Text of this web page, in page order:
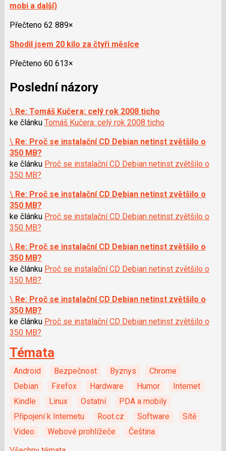
mobi a další)
Přečteno 62 889×
Shodil jsem 20 kilo za čtyři měsíce
Přečteno 60 613×
Poslední názory
\ Re: Tomáš Kučera: celý rok 2008 ticho
ke článku Tomáš Kučera: celý rok 2008 ticho
\ Re: Proč se instalační CD Debian netinst zvětšilo o
350 MB?
ke článku Proč se instalační CD Debian netinst zvětšilo o
350 MB?
\ Re: Proč se instalační CD Debian netinst zvětšilo o
350 MB?
ke článku Proč se instalační CD Debian netinst zvětšilo o
350 MB?
\ Re: Proč se instalační CD Debian netinst zvětšilo o
350 MB?
ke článku Proč se instalační CD Debian netinst zvětšilo o
350 MB?
\ Re: Proč se instalační CD Debian netinst zvětšilo o
350 MB?
ke článku Proč se instalační CD Debian netinst zvětšilo o
350 MB?
Témata
Android Bezpečnost Byznys
Chrome
Debian
Firefox Hardware Humor
Internet
Kindle
Linux Ostatní
PDA a mobily
Připojení k Internetu
Root.cz Software
Sítě
Video
Webové prohlížeče
Čeština